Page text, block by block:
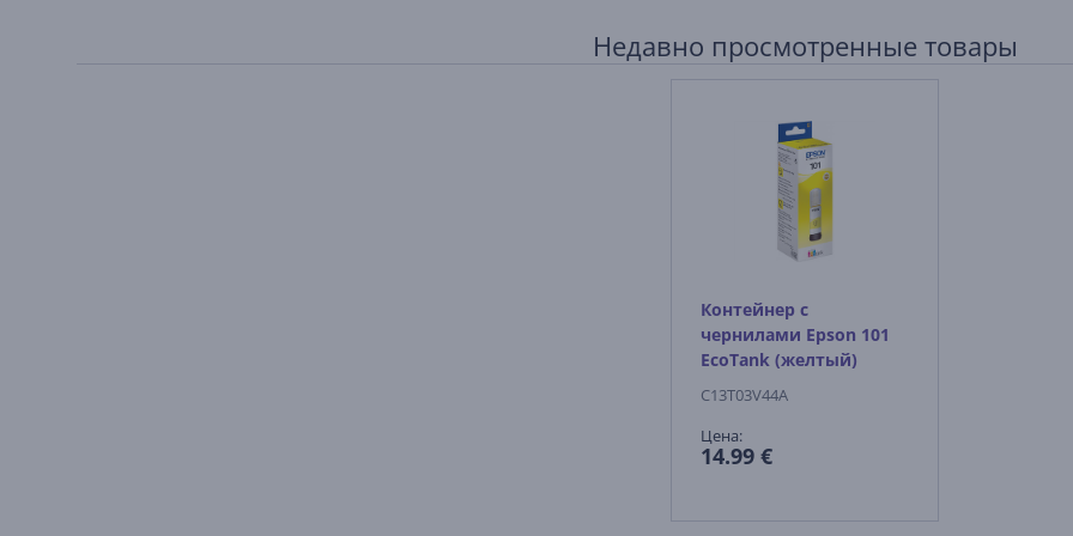
Недавно просмотренные товары
Контейнер с
чернилами Epson 101
EcoTank (желтый)
C13T03V44A
Цена:
14.99 €